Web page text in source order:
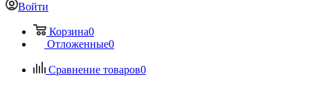
Войти
Корзина0
Отложенные0
Сравнение товаров0